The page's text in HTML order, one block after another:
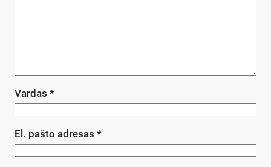
Vardas *
El. pašto adresas *